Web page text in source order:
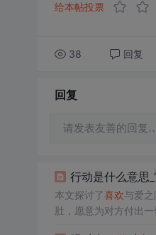
给本帖投票
38 回复
回复
请发表友善的回复
行动是什么意思
本文探讨了喜欢与爱之
肚，愿意为对方付出一